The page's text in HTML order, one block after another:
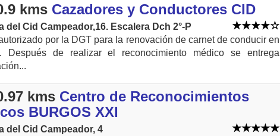
kms Cazadores y Conductores CID
del Cid Campeador,16. Escalera Dch 2°-P
por la DGT para la renovación de carnet de conducir en
Después de realizar el reconocimiento médico se entrega
kms Centro de Reconocimientos
BURGOS XXI
del Cid Campeador, 4